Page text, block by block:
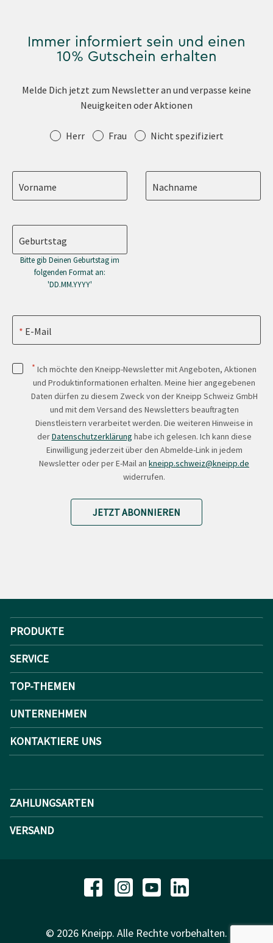
Immer informiert sein und einen
10% Gutschein erhalten
Melde Dich jetzt zum Newsletter an und verpasse keine
Neuigkeiten oder Aktionen
Anrede Herr Frau Nicht spezifiziert
Vorname Nachname
Geburtstag
Bitte gib Deinen Geburtstag im
folgenden Format an:
'DD.MM.YYYY'
E-Mail
* Ich möchte den Kneipp-Newsletter mit Angeboten, Aktionen
und Produktinformationen erhalten. Meine hier angegebenen
Daten dürfen zu diesem Zweck von der Kneipp Schweiz GmbH
und mit dem Versand des Newsletters beauftragten
Dienstleistern verarbeitet werden. Die weiteren Hinweise in
derDatenschutzerklärung habe ich gelesen. Ich kann diese
Einwilligung jederzeit über den Abmelde-Link in jedem
Newsletter oder per E-Mail an kneipp.schweiz@kneipp.de
widerrufen.
JETZT ABONNIEREN
PRODUKTE
SERVICE
TOP-THEMEN
UNTERNEHMEN
KONTAKTIERE UNS
ZAHLUNGSARTEN
VERSAND
© 2026 Kneipp. Alle Rechte vorbehalten.